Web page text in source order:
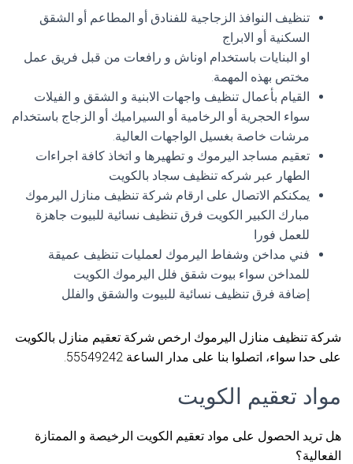
تنظيف النوافذ الزجاجية للفنادق أو المطاعم أو الشقق
السكنية أو الابراج
او البنايات باستخدام اوناش و رافعات من قبل فريق عمل
مختص بهذه المهمة.
القيام بأعمال تنظيف واجهات الابنية و الشقق و الفيلات
سواء الحجرية أو الرخامية أو السيراميك أو الزجاج باستخدام
مرشات خاصة بغسيل الواجهات العالية.
تعقيم مساجد اليرموك و تطهيرها و اتخاذ كافة اجراءات
الطهار عبر شركه تنظيف سجاد بالكويت
يمكنكم الاتصال على ارقام شركة تنظيف منازل اليرموك
مبارك الكبير الكويت فرق تنظيف نسائية للبيوت جاهزة
للعمل فورا
فني مداخن وشفاط اليرموك لعمليات تنظيف عميقة
للمداخن سواء بيوت شقق فلل اليرموك الكويت
إضافة فرق تنظيف نسائية للبيوت والشقق والفلل
شركة تنظيف منازل اليرموك ارخص شركة تعقيم منازل بالكويت
على حدا سواء، اتصلوا بنا على مدار الساعة 55549242.
مواد تعقيم الكويت
هل تريد الحصول على مواد تعقيم الكويت الرخيصة و الممتازة
الفعالية؟